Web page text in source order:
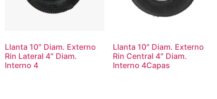
Llanta 10″ Diam. Externo
Rin Lateral 4″ Diam.
Interno 4
Llanta 10″ Diam. Externo
Rin Central 4″ Diam.
Interno 4Capas